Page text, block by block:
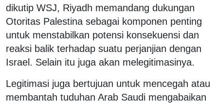
dikutip WSJ, Riyadh memandang dukungan
Otoritas Palestina sebagai komponen penting
untuk menstabilkan potensi konsekuensi dan
reaksi balik terhadap suatu perjanjian dengan
Israel. Selain itu juga akan melegitimasinya.
Legitimasi juga bertujuan untuk mencegah atau
membantah tuduhan Arab Saudi mengabaikan